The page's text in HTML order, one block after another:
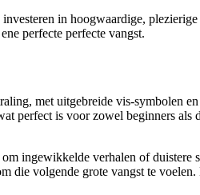
in hoogwaardige,
perfecte perfecte vangst.
met uitgebreide vis-symbolen
perfect is voor zowel beginners
ingewikkelde verhalen of
die volgende grote vangst te